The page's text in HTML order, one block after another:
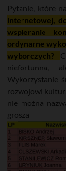
Pytanie, które
internetowej,
wspieranie
ordynarne
wyborczych?
niefortunna,
Wykorzystanie
rozwojowi
nie można